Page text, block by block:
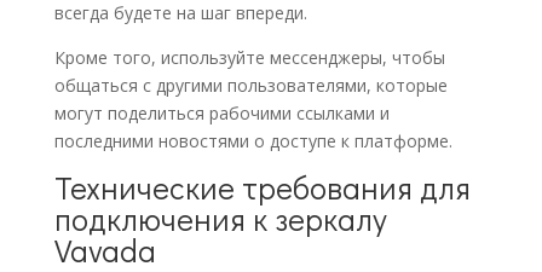
всегда будете на шаг впереди.
Кроме того, используйте мессенджеры, чтобы
общаться с другими пользователями, которые
могут поделиться рабочими ссылками и
последними новостями о доступе к платформе.
Технические требования для
подключения к зеркалу
Vavada